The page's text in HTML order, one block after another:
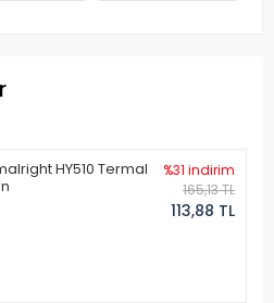
HY510 Termal
%31 indirim
165,13 TL
113,88 TL